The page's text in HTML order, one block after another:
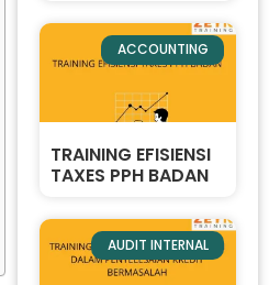
ACCOUNTING
TRAINING EFISIENSI
TAXES PPH BADAN
AUDIT INTERNAL